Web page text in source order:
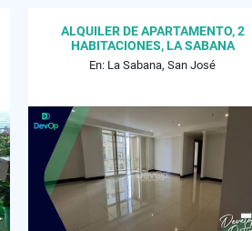
ALQUILER DE APARTAMENTO, 2
HABITACIONES, LA SABANA
En: La Sabana, San José